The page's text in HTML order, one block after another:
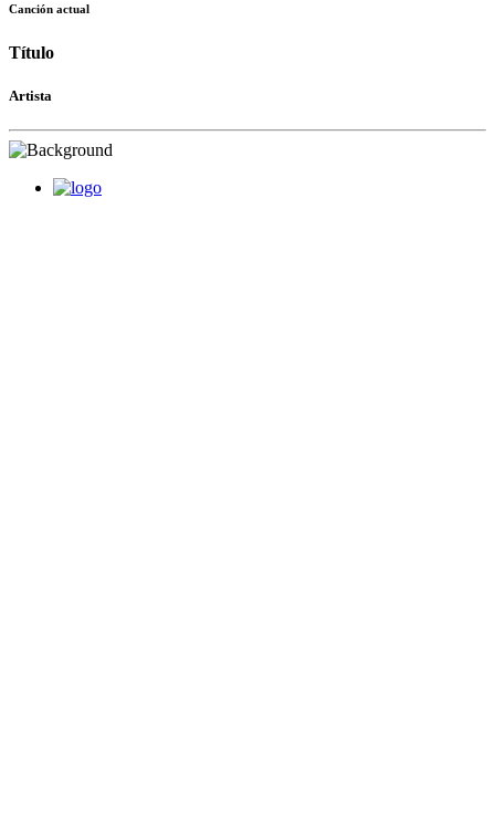
Canción actual
Título
Artista